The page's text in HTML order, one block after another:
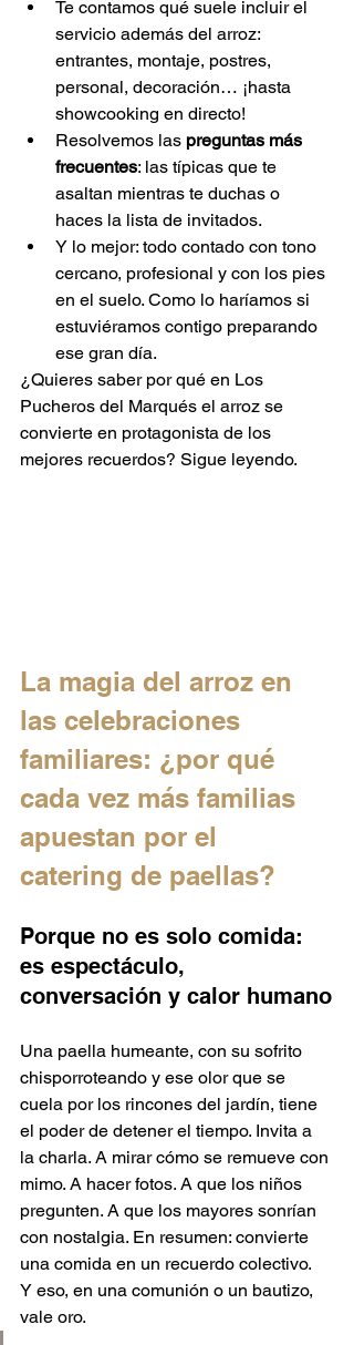
Te contamos qué suele incluir el
servicio además del arroz:
entrantes, montaje, postres,
personal, decoración… ¡hasta
showcooking en directo!
Resolvemos las preguntas más
frecuentes: las típicas que te
asaltan mientras te duchas o
haces la lista de invitados.
Y lo mejor: todo contado con tono
cercano, profesional y con los pies
en el suelo. Como lo haríamos si
estuviéramos contigo preparando
ese gran día.
¿Quieres saber por qué en Los
Pucheros del Marqués el arroz se
convierte en protagonista de los
mejores recuerdos? Sigue leyendo.
La magia del arroz en
las celebraciones
familiares: ¿por qué
cada vez más familias
apuestan por el
catering de paellas?
Porque no es solo comida:
es espectáculo,
conversación y calor humano
Una paella humeante, con su sofrito
chisporroteando y ese olor que se
cuela por los rincones del jardín, tiene
el poder de detener el tiempo. Invita a
la charla. A mirar cómo se remueve con
mimo. A hacer fotos. A que los niños
pregunten. A que los mayores sonrían
con nostalgia. En resumen: convierte
una comida en un recuerdo colectivo.
Y eso, en una comunión o un bautizo,
vale oro.